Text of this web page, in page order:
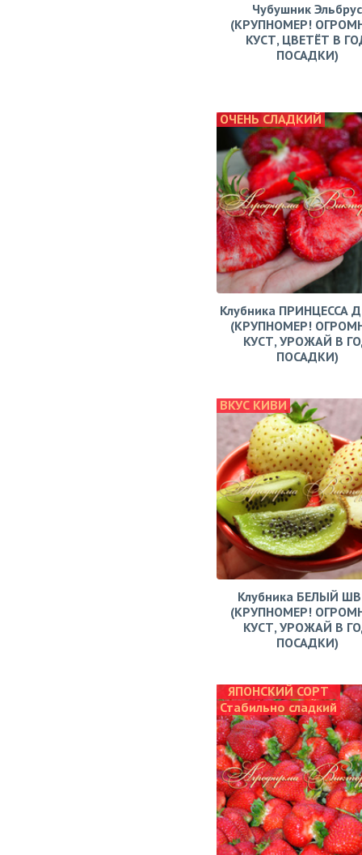
Чубушник Эльбрус
(КРУПНОМЕР!
КУСТ, ЦВЕТЁТ В
ПОСАДКИ)
ОЧЕНЬ СЛАДКИЙ
Клубника ПРИНЦЕССА
(КРУПНОМЕР!
КУСТ, УРОЖАЙ В
ПОСАДКИ)
ВКУС КИВИ
Клубника БЕЛЫЙ
(КРУПНОМЕР!
КУСТ, УРОЖАЙ В
ПОСАДКИ)
ЯПОНСКИЙ СОРТ
Стабильно сладкий